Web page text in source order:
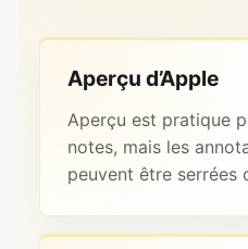
Aperçu d’Apple
Aperçu est pratique
notes, mais les
peuvent être serrées